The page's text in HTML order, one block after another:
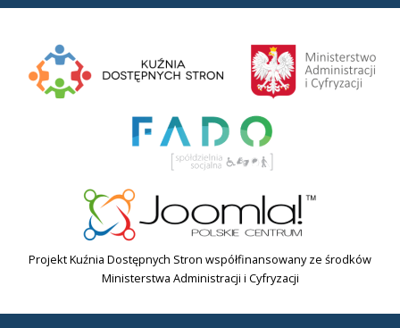
Projekt Kuźnia Dostępnych Stron współfinansowany ze środków
Ministerstwa Administracji i Cyfryzacji